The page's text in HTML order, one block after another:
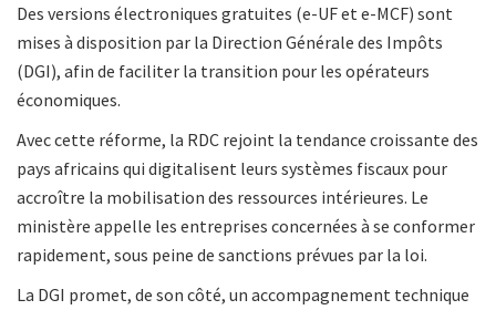
Des versions électroniques gratuites (e-UF et e-MCF) sont
mises à disposition par la Direction Générale des Impôts
(DGI), afin de faciliter la transition pour les opérateurs
économiques.
Avec cette réforme, la RDC rejoint la tendance croissante des
pays africains qui digitalisent leurs systèmes fiscaux pour
accroître la mobilisation des ressources intérieures. Le
ministère appelle les entreprises concernées à se conformer
rapidement, sous peine de sanctions prévues par la loi.
La DGI promet, de son côté, un accompagnement technique